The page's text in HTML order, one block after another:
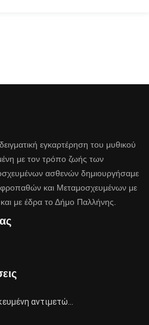
εγκαρτέρηση του μυθικού
με τον τρόπο ζωής των
ασθενών δημιουργήσαμε
και Μεταμοσχευμένων με
με έδρα το Δήμο Παλλήνης.
αντιμετώ…